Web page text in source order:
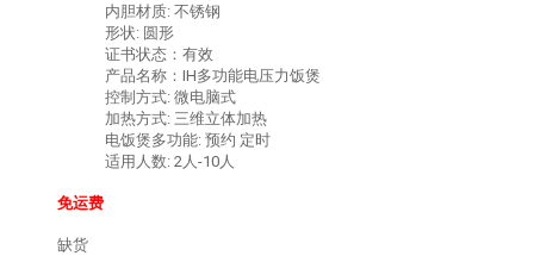
内胆材质: 不锈钢
形状: 圆形
证书状态：有效
产品名称：IH多功能电压力饭煲
控制方式: 微电脑式
加热方式: 三维立体加热
电饭煲多功能: 预约 定时
适用人数: 2人-10人
免运费
缺货